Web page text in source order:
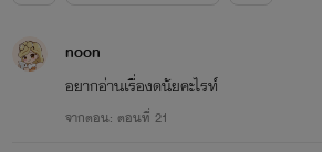
noon
อยากอ่านเรื่องดนัยคะไรท์
จากตอน: ตอนที่ 21